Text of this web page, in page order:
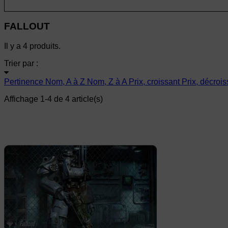
FALLOUT
Il y a 4 produits.
Trier par :
Pertinence Nom, A à Z Nom, Z à A Prix, croissant Prix,
Affichage 1-4 de 4 article(s)